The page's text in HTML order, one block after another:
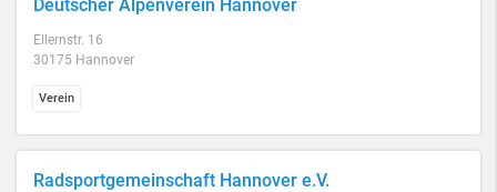
Deutscher Alpenverein Hannover
Ellernstr. 16
30175 Hannover
Verein
Radsportgemeinschaft Hannover e.V.